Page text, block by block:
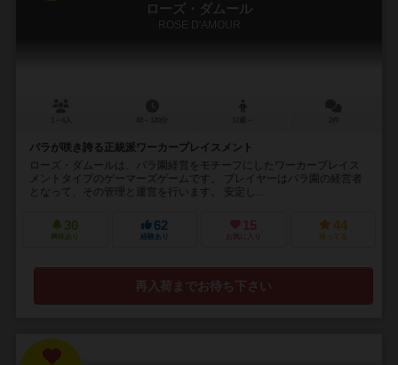
ローズ・ダムール
ROSE D'AMOUR
バラが咲き誇る正統派ワーカープレイスメント
ローズ・ダムールは、バラ園経営をモチーフにしたワーカープレイス
メントタイプのゲーマーズゲームです。 プレイヤーはバラ園の経営者
となって、その管理と運営を行います。 安定し...
30
興味あり
62
経験あり
15
お気に入り
44
持ってる
再入荷までお待ち下さい